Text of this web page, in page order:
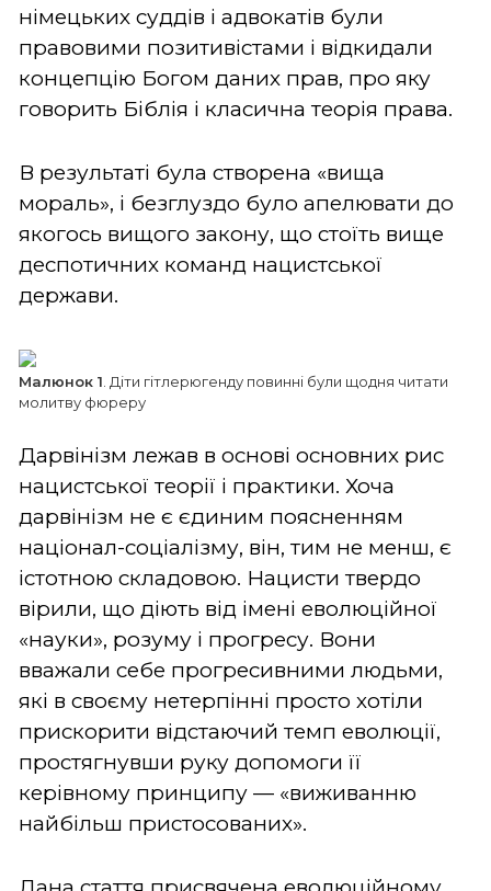
німецьких суддів і адвокатів були
правовими позитивістами і відкидали
концепцію Богом даних прав, про яку
говорить Біблія і класична теорія права.
В результаті була створена «вища
мораль», і безглуздо було апелювати до
якогось вищого закону, що стоїть вище
деспотичних команд нацистської
держави.
Малюнок 1 . Діти гітлерюгенду повинні були щодня читати
молитву фюреру
Дарвінізм лежав в основі основних рис
нацистської теорії і практики. Хоча
дарвінізм не є єдиним поясненням
націонал-соціалізму, він, тим не менш, є
істотною складовою. Нацисти твердо
вірили, що діють від імені еволюційної
«науки», розуму і прогресу. Вони
вважали себе прогресивними людьми,
які в своєму нетерпінні просто хотіли
прискорити відстаючий темп еволюції,
простягнувши руку допомоги її
керівному принципу — «виживанню
найбільш пристосованих».